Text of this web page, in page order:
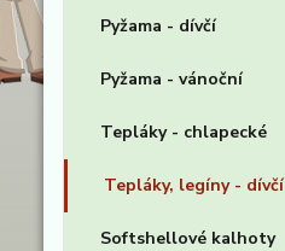
Pyžama - dívčí
Pyžama - vánoční
Tepláky - chlapecké
Tepláky, legíny - dívčí
Softshellové kalhoty